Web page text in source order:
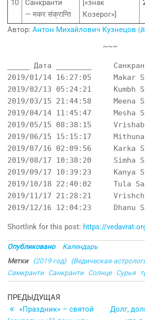
10
Санкранти
— मकर संक्रान्ति
[«знак
Козерог»]
Автор: Антон Михайлович Кузнецов (
~~~
_____ Дата ________   	Санкранти:       	   संक्रान्ति :
2019/01/14 16:27:05 	Makar Sankranti 	   मकर संक्रान्ति
2019/02/13 05:24:21 	Kumbh Sankranti 	   कुम्भ संक्रान्ति
2019/03/15 21:44:58 	Meena Sankranti 	   मीन संक्रान्ति
2019/04/14 11:45:47 	Mesha Sankranti 	   मेश संक्रान्ति
2019/05/15 08:38:15 	Vrishabh Sankranti	   वृषभ संक्रान्ति
2019/06/15 15:15:17 	Mithuna Sankranti	   मिथुन संक्रान्ति
2019/07/16 02:09:56 	Karka Sankranti 	   कर्क संक्रान्ति
2019/08/17 10:38:20 	Simha Sankranti 	   सिंह संक्रान्ति
2019/09/17 10:39:23 	Kanya Sankranti 	   कन्या संक्रान्ति
2019/10/18 22:40:02 	Tula Sankranti  	   तुला संक्रान्ति
2019/11/17 21:28:21 	Vrishchik Sankranti	   वृश्चिक संक्रान्ति
Shortlink for this post: https://
Опубликовано
Календарь
Метки
{2019-год} {Ведическая-
Самкранти
Санкранти Солнце Сурья
Навигация
по
Предыдущая
запись
ПРЕДЫДУЩАЯ
«Праздник» – святой
Долг,